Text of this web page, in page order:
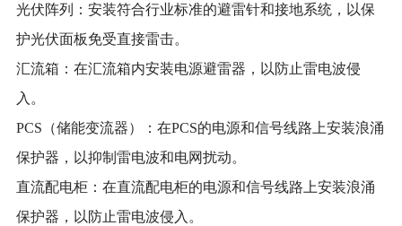
光伏阵列：安装符合行业标准的避雷针和接地系统，以保
护光伏面板免受直接雷击。
汇流箱：在汇流箱内安装电源避雷器，以防止雷电波侵
入。
PCS（储能变流器）：在PCS的电源和信号线路上安装浪涌
保护器，以抑制雷电波和电网扰动。
直流配电柜：在直流配电柜的电源和信号线路上安装浪涌
保护器，以防止雷电波侵入。